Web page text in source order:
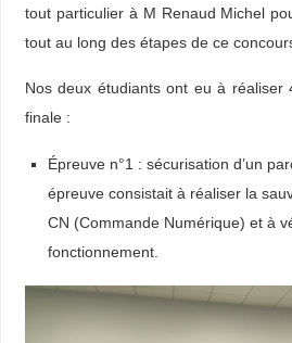
tout particulier à M Renaud Michel
tout au long des étapes de ce
Nos deux étudiants ont eu à réaliser
finale :
Épreuve n°1 : sécurisation d’un
épreuve consistait à réaliser la
CN (Commande Numérique) et à
fonctionnement.